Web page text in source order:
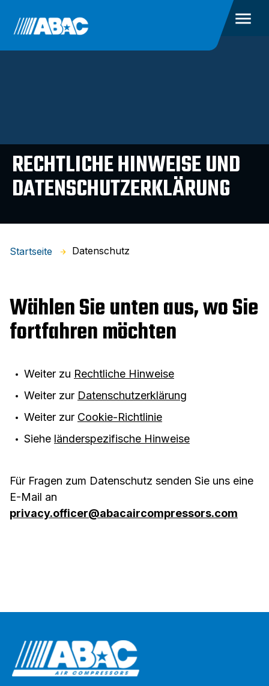
RECHTLICHE HINWEISE UND
DATENSCHUTZERKLÄRUNG
Startseite Datenschutz
Wählen Sie unten aus, wo Sie
fortfahren möchten
Weiter zu Rechtliche Hinweise
Weiter zur Datenschutzerklärung
Weiter zur Cookie-Richtlinie
Siehe länderspezifische Hinweise
Für Fragen zum Datenschutz senden Sie uns eine
E-Mail an
privacy.officer@abacaircompressors.com